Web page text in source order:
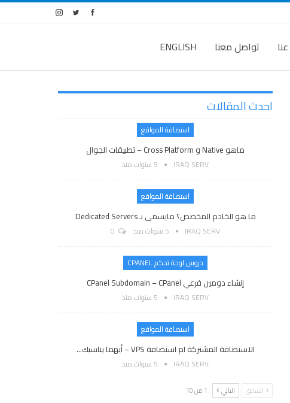
عنا تواصل معنا ENGLISH
احدث المقالات
استضافة المواقع
ماهو Native و Cross Platform – تطبيقات الجوال
IRAQ SERV 5 سنوات منذ
استضافة المواقع
ما هو الخادم المخصص؟ مايسمى بـ Dedicated Servers
IRAQ SERV 5 سنوات منذ
دروس لوحة تحكم CPANEL
إنشاء دومين فرعي CPanel Subdomain – CPanel
IRAQ SERV 5 سنوات منذ
استضافة المواقع
الاستضافة المشتركة ام استضافة VPS – أيهما يناسبك…
IRAQ SERV 5 سنوات منذ
السابق التالي 1 من 10